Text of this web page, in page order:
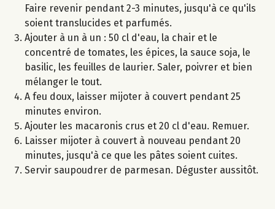
Faire revenir pendant 2-3 minutes, jusqu'à ce qu'ils
soient translucides et parfumés.
Ajouter à un à un : 50 cl d'eau, la chair et le
concentré de tomates, les épices, la sauce soja, le
basilic, les feuilles de laurier. Saler, poivrer et bien
mélanger le tout.
A feu doux, laisser mijoter à couvert pendant 25
minutes environ.
Ajouter les macaronis crus et 20 cl d'eau. Remuer.
Laisser mijoter à couvert à nouveau pendant 20
minutes, jusqu'à ce que les pâtes soient cuites.
Servir saupoudrer de parmesan. Déguster aussitôt.